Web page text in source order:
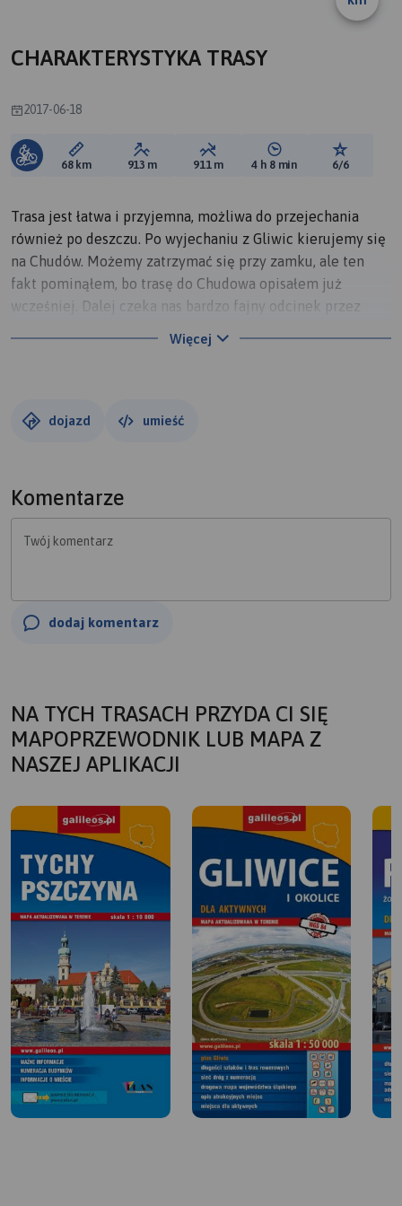
CHARAKTERYSTYKA TRASY
2017-06-18
Długość trasy:
68 km Suma przewyższeń:
913 m Suma spadków:
911 m Średni czas potrzebny
4 h 8 min Ocena
6/6
Trasa jest łatwa i przyjemna, możliwa do przejechania
również po deszczu. Po wyjechaniu z Gliwic kierujemy się
na Chudów. Możemy zatrzymać się przy zamku, ale ten
fakt pominąłem, bo trasę do Chudowa opisałem już
wcześniej. Dalej czeka nas bardzo fajny odcinek przez
ruchliwym asfaltem prosto do szlaku na stożek. Sam
można zobaczyć całą okolicę. Przy dobrej widoczności
ciągnąc rower obok siebie, ale było to dość trudne. Na
dłoni. Wyruszając w drogę powrotną mijamy kopalnię
Więcej
dojazd umieść
Komentarze
Twój komentarz
dodaj komentarz
NA TYCH TRASACH PRZYDA CI SIĘ
MAPOPRZEWODNIK LUB MAPA Z
NASZEJ APLIKACJI